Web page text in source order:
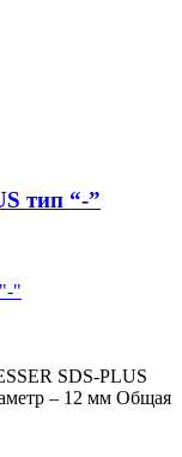
тип “-”
"
SDS-PLUS
– 12 мм Общая